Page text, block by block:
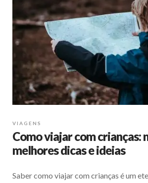
VIAGENS
Como viajar com crianças:
melhores dicas e ideias
Saber como viajar com crianças é um